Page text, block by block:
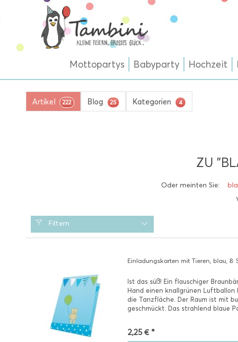
Mottopartys Babyparty Hochzeit
Artikel 222 Blog 25 Kategorien 4
ZU
Oder meinten Sie:
Filtern
Einladungskarten mit Tieren, blau, 8
Ist das süß! Ein flauschiger
Hand einen knallgrünen
die Tanzfläche. Der Raum ist mit
geschmückt. Das strahlend blaue
2,25 € *